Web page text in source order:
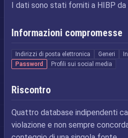
I dati sono stati forniti a HIBP da
Informazioni compromesse
Indirizzi di posta elettronica Generi
Password
Profili sui social media
Riscontro
Quattro database indipendenti
violazione e non sempre